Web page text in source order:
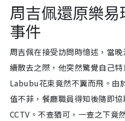
周吉佩還原樂
事件
周吉佩在接受訪問時憶述，當
續散去之際，他突然驚覺自己
Labubu花束竟然不翼而飛。由
值不菲，餐廳職員得知後隨即
CCTV。不查猶可，一查之下竟